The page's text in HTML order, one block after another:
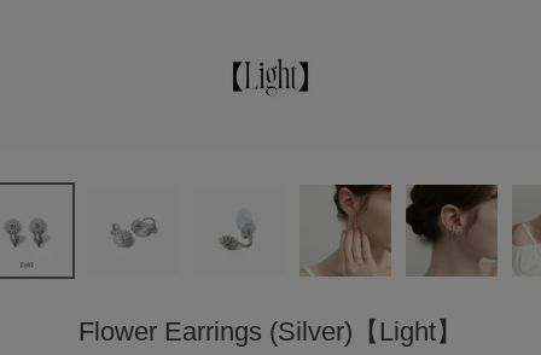
Flower Earrings (Silver)【Light】